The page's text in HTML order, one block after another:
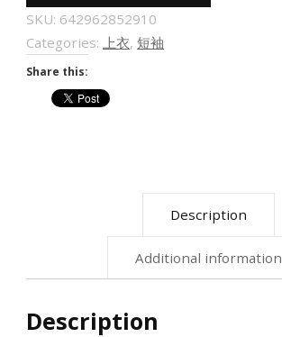
款
荷
叶
SKU: 642962852910
Categories: 上衣, 短袖
Share this:
Description
Additional information
Description